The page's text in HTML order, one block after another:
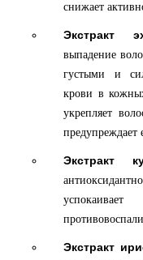
снижает
Экстракт
выпадение
густыми и
крови в
укрепляет
предупреждает
Экстракт
Экстракт